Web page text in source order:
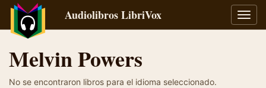
Audiolibros LibriVox
Melvin Powers
No se encontraron libros para el idioma seleccionado.